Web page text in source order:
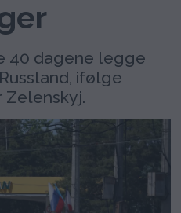
40 dagene legge
ifølge
Zelenskyj.